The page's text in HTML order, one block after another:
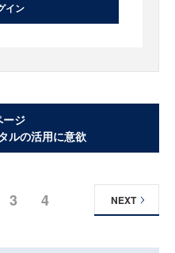
イン
ージ
ルの活用に意欲
3 4 NEXT